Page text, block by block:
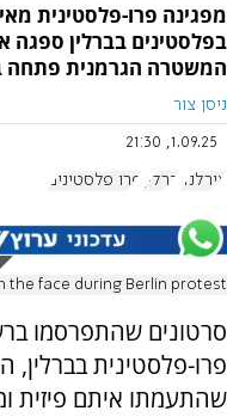
מפגינה פרו-פלסטינית
בפלסטינים בברלין ספגה
המשטרה הגרמנית פתחה
ניסן צור
1.09.25, 21:30
אירלנד ברלין פרו פלסטינים
the face during Berlin protest
סרטונים שהתפרסמו
פרו-פלסטינית בברלין,
שהתעמתו איתם פיזית